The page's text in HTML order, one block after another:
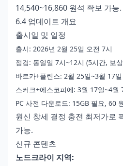
14,540~16,860 원석 확보 가능.
6.4 업데이트 개요
출시일 및 일정
출시: 2026년 2월 25일 오전 7시
점검: 동일일 7시~12시 (5시간, 보
바르카+플린스: 2월 25일~3월 17일
스커크+에스코피에: 3월 17일~4월
PC 사전 다운로드: 15GB 필요, 60
원신 창세 결정 충전 최저가로
가능.
신규 콘텐츠
노드크라이 지역: